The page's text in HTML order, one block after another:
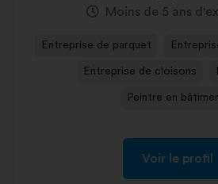
Moins de 5 ans
Entreprise de parquet
Entreprise de cloisons
Peintre en
Voir le profil